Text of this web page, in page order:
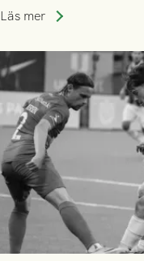
speltid i Hestrafors
Läs mer